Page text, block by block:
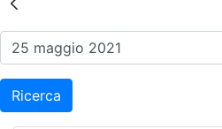
Ricerca